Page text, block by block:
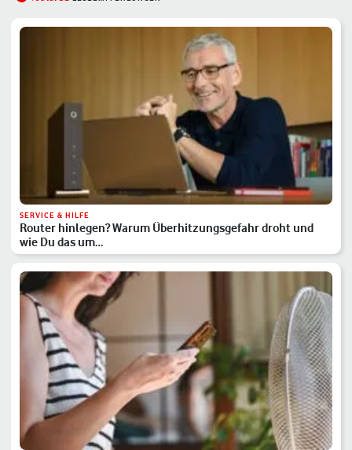
SERVICE & HILFE
Router hinlegen? Warum Überhitzungsgefahr droht und
wie Du das um…